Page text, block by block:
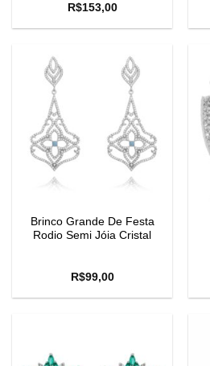
R$153,00
Brinco Grande De Festa
Rodio Semi Jóia Cristal
R$99,00